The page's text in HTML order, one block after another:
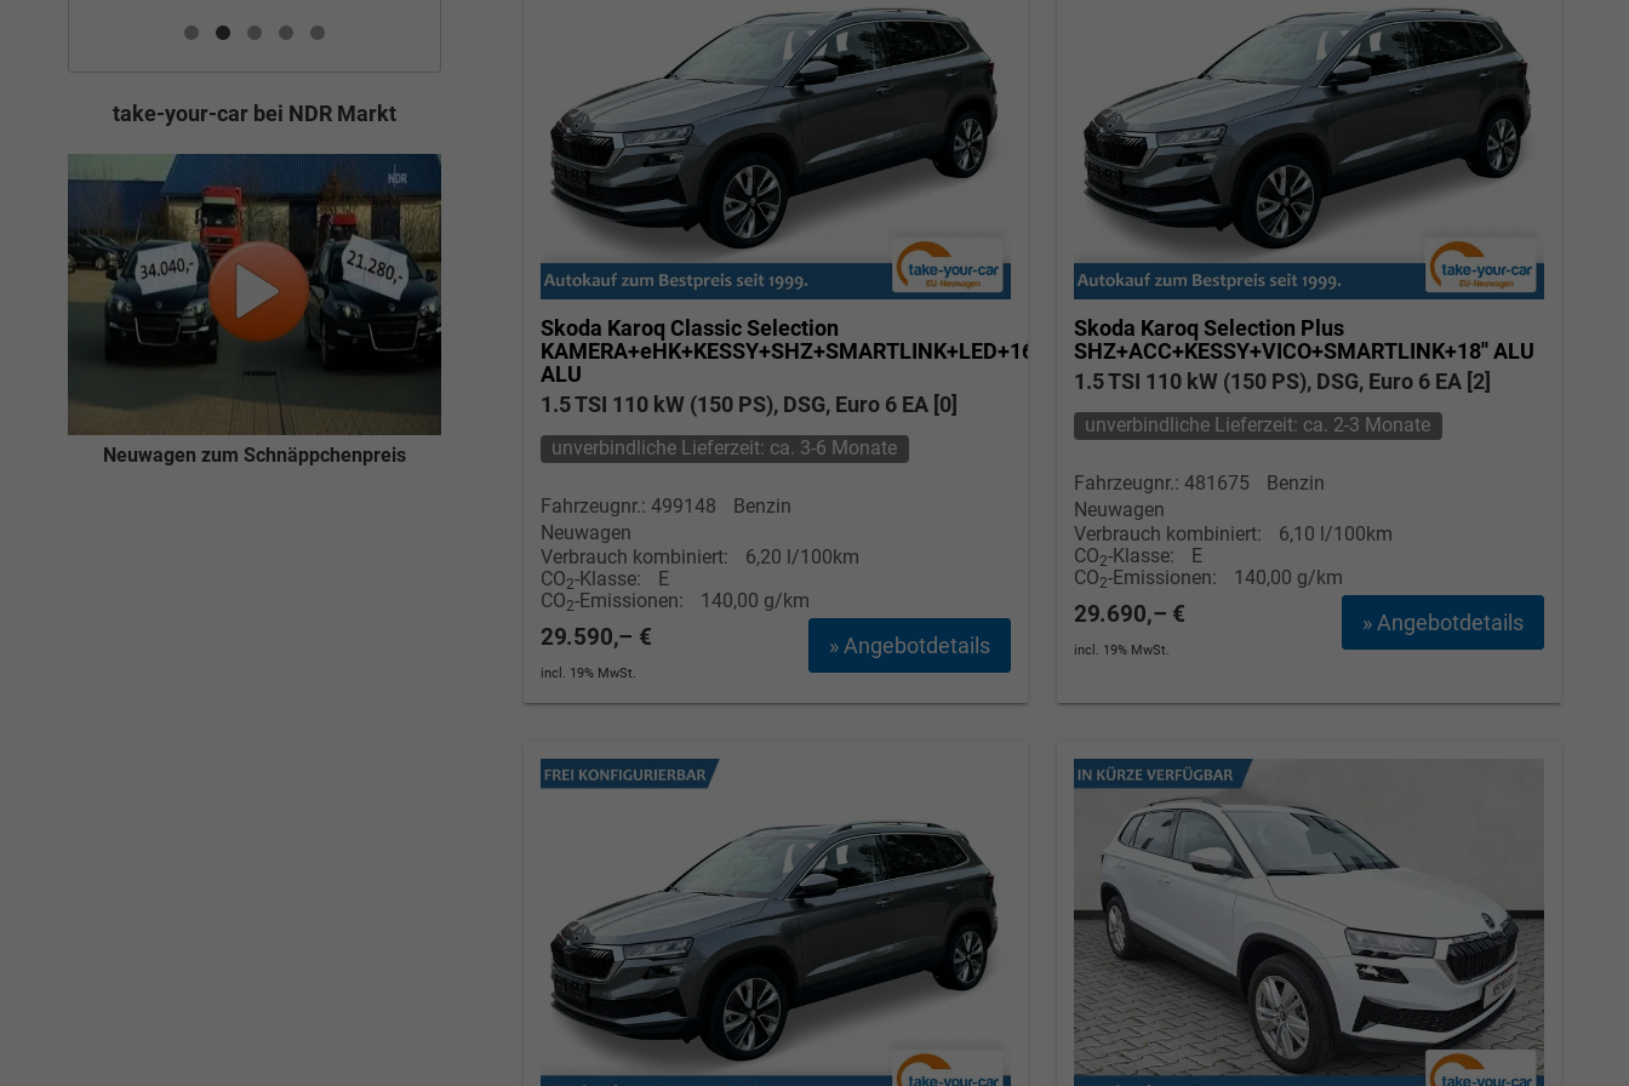
Skoda Karoq Classic Selection
KAMERA+eHK+KESSY+SHZ+SMARTLINK+LED+16"
ALU
1.5 TSI 110 kW (150 PS), DSG, Euro 6 EA [0]
unverbindliche Lieferzeit: ca. 3-6 Monate
Fahrzeugnr.: 499148
Benzin
Neuwagen
Verbrauch kombiniert:
6,20 l/100km
CO2-Klasse:
E
CO2-Emissionen: 140,00 g/km
» Angebotdetails
29.590,– €
incl. 19% MwSt.
Skoda Karoq Selection Plus
SHZ+ACC+KESSY+VICO+SMARTLINK+18'' ALU
1.5 TSI 110 kW (150 PS), DSG, Euro 6 EA [2]
unverbindliche Lieferzeit: ca. 2-3 Monate
Fahrzeugnr.: 481675
Benzin
Neuwagen
Verbrauch kombiniert:
6,10 l/100km
CO2-Klasse:
E
CO2-Emissionen: 140,00 g/km
» Angebotdetails
29.690,– €
incl. 19% MwSt.
take-your-car bei NDR Markt
Neuwagen zum Schnäppchenpreis